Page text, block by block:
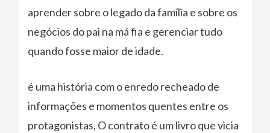
aprender sobre o legado da família e sobre os
negócios do pai na má fia e gerenciar tudo
quando fosse maior de idade.
é uma história com o enredo recheado de
informações e momentos quentes entre os
protagonistas, O contrato é um livro que vicia